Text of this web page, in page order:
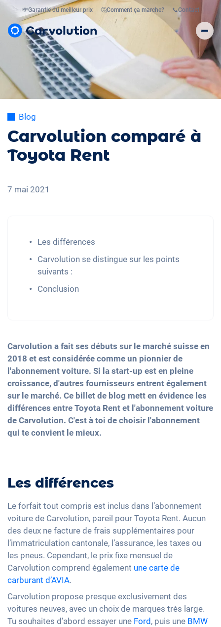
💸Garantie du meilleur prix 🤔Comment ça marche? 📞Contact
Blog
Carvolution comparé à
Toyota Rent
7 mai 2021
Les différences
Carvolution se distingue sur les points
suivants :
Conclusion
Carvolution a fait ses débuts sur le marché suisse en
2018 et est considérée comme un pionnier de
l'abonnement voiture. Si la start-up est en pleine
croissance, d'autres fournisseurs entrent également
sur le marché. Ce billet de blog mett en évidence les
différences entre Toyota Rent et l'abonnement voiture
de Carvolution. C'est à toi de choisir l'abonnement
qui te convient le mieux.
Les différences
Le forfait tout compris est inclus dans l’abonnement
voiture de Carvolution, pareil pour Toyota Rent. Aucun
des deux ne facture de frais supplémentaires pour
l’immatriculation cantonale, l’assurance, les taxes ou
les pneus. Cependant, le prix fixe mensuel de
Carvolution comprend également une carte de
carburant d’AVIA.
Carvolution propose presque exclusivement des
voitures neuves, avec un choix de marques très large.
Tu souhaites d’abord essayer une Ford , puis une BMW